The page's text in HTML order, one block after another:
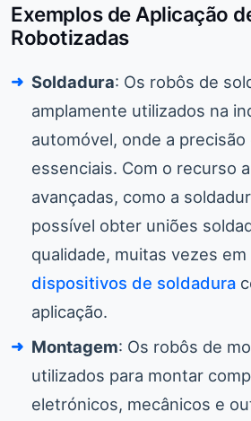
Exemplos de Aplicação
Robotizadas
Soldadura: Os robôs de
amplamente utilizados na
automóvel, onde a precisão
essenciais. Com o recurso
avançadas, como a
possível obter uniões
qualidade, muitas vezes
dispositivos de soldadura
aplicação.
Montagem: Os robôs de
utilizados para montar
eletrónicos, mecânicos e